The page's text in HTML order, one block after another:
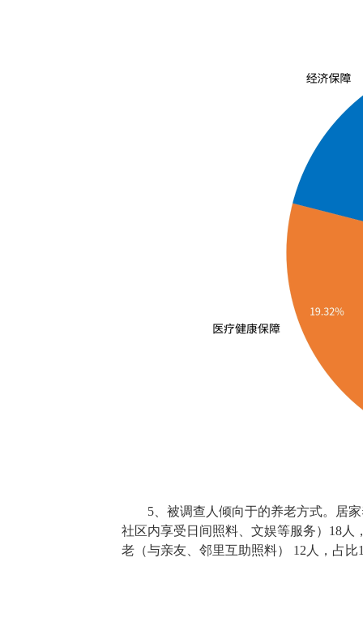
5、被调查人倾向于的养老方式。居
社区内享受日间照料、文娱等服务）18人
老（与亲友、邻里互助照料） 12人，占